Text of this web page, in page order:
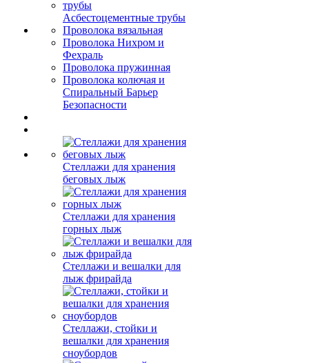
Асбестоцементные трубы
Проволока вязальная
Проволока Нихром и
Фехраль
Проволока пружинная
Проволока колючая и
Спиральный Барьер
Безопасности
Стеллажи для хранения
беговых лыж
Стеллажи для хранения
горных лыж
Стеллажи и вешалки для
лыж фрирайда
Стеллажи, стойки и
вешалки для хранения
сноубордов